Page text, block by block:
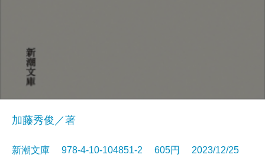
加藤秀俊／著
新潮文庫 978-4-10-104851-2 605円 2023/12/25